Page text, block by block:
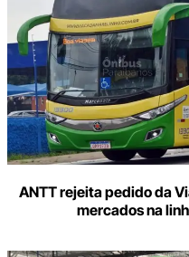
ANTT rejeita pedido da
mercados na